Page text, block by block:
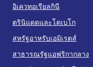
อิเควทอเรียลกินี
ตรินิแดดและโตเบโก
สหรัฐอาหรับเอมิเรตส์
สาธารณรัฐแอฟริกากลาง